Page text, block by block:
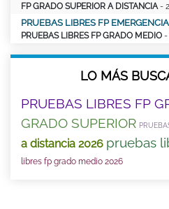
FP GRADO SUPERIOR A DISTANCIA -
PRUEBAS LIBRES FP
PRUEBAS LIBRES FP GRADO MEDIO -
LO MÁS
PRUEBAS LIBRES FP
GRADO SUPERIOR
a distancia 2026 pruebas
libres fp grado medio 2026